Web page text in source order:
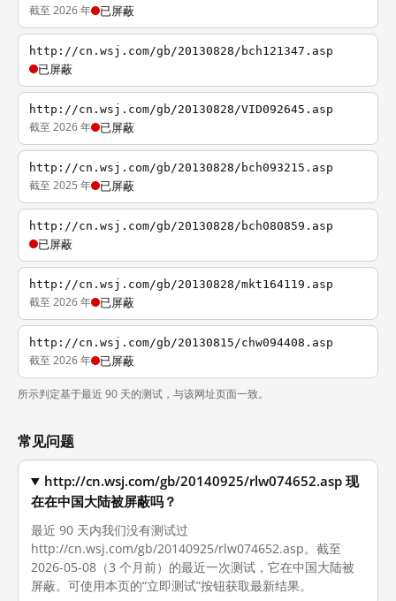
截至 2026 年 已屏蔽
http://cn.wsj.com/gb/20130828/bch121347.asp
已屏蔽
http://cn.wsj.com/gb/20130828/VID092645.asp
截至 2026 年 已屏蔽
http://cn.wsj.com/gb/20130828/bch093215.asp
截至 2025 年 已屏蔽
http://cn.wsj.com/gb/20130828/bch080859.asp
已屏蔽
http://cn.wsj.com/gb/20130828/mkt164119.asp
截至 2026 年 已屏蔽
http://cn.wsj.com/gb/20130815/chw094408.asp
截至 2026 年 已屏蔽
所示判定基于最近 90 天的测试，与该网址页面一致。
常见问题
http://cn.wsj.com/gb/20140925/rlw074652.asp 现
在在中国大陆被屏蔽吗？
最近 90 天内我们没有测试过
http://cn.wsj.com/gb/20140925/rlw074652.asp。截至
2026-05-08（3 个月前）的最近一次测试，它在中国大陆被
屏蔽。可使用本页的“立即测试”按钮获取最新结果。